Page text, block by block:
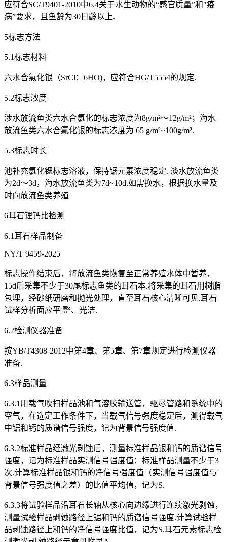
应符合SC/T9401-2010中6.4关于水生动物的“感官质量”和"疫
病”要求，且鱼龄为30日龄以上.
5标志方法
5.1标志材料
六水合氯化银（SrCl：6HO)，应符合HG/T5554的规定.
5.2标志浓度
涉水放流鱼类六水合氯化的标志浓度为8g/m²～12g/m²；海水
放流鱼类六水合氯化银的标志浓度为 65 g/m²~100g/m².
5.3标志时长
池补充氯化锶标志溶液，保持锯元素浓度稳定. 淡水放流鱼类
为2d～3d，海水放流鱼类为7d~10d.如需换水，根据换水量及
时向放流鱼类养殖
6耳石锂钙比检测
6.1耳石样品制备
NY/T 9459-2025
标志操作结束后，将放流鱼类恢复至正常养殖水体中暂养，
15d后采集不少于30尾标志鱼类的耳石本.将采集的耳石用树脂
包埋，经砂纸研磨和抛光处理，直至耳石核心清晰可见.耳石
试样分析面应平 整、光洁.
6.2检测仪器准备
按YB/T4308-2012中第4章、第5章、第7章规定进行检测仪器
准备.
6.3样品测量
6.3.1用载气吹扫样品池和气溶胶输送管，驱尽管路和系统中的
空气，在选定工作条件下，当载气信号强度稳定后，测得载气
中锯和钙的质谱信号强度，记为背景信号强度值.
6.3.2标准样品经激光剥蚀后，测量标准样品银和钙的质谱信号
强度，记为标准样品实测信号强度值：标准样品测量不少于3
次.计算标准样品银和钙的净信号强度值（实测信号强度值与
背景信号强度值之差）的比值平均值，记为S.
6.3.3将试验样品沿耳石长轴从核心向边缘进行连续激光剥蚀，
测量试验样品剥蚀路径上锯和钙的质谱信号强度.计算试验样
品剥蚀路径上和钙的净信号强度比值，记为S.耳石元素标志检